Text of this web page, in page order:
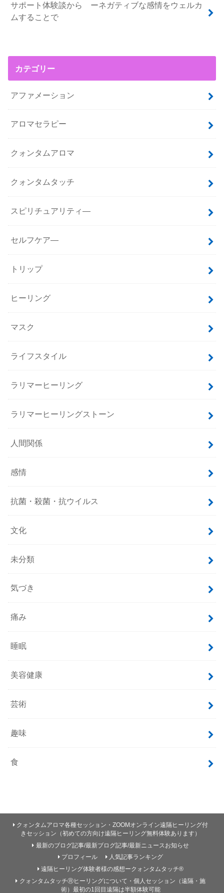
サポート体験談から ーネガティブな感情をウェルカ
ムすることで
カテゴリー
アファメーション
アロマセラピー
クォンタムアロマ
クォンタムタッチ
スピリチュアリティ―
セルフケア―
トリップ
ヒーリング
マスク
ライフスタイル
ラリマーヒーリング
ラリマーヒーリングストーン
人間関係
感情
抗菌・殺菌・抗ウイルス
文化
未分類
気づき
痛み
睡眠
美容健康
芸術
趣味
食
クォンタムアロマ各種セッション・ZOOMオンライン遠隔ヒーリング付
きセッション（初めての方向け遠隔ヒーリング無料体験あります）
最新のブログ記事/最新ブログ記事/最新ニュースお知らせ
プロフィール
人気記事ランキング
遠隔ヒーリング体験者様の感想ークォンタムタッチ®
クォンタムタッチⓇヒーリングについて・個人セッション（遠隔・施
術）最初の1回目遠隔は半額体験可能